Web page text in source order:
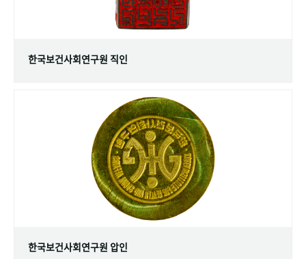
한국보건사회연구원 직인
한국보건사회연구원 압인